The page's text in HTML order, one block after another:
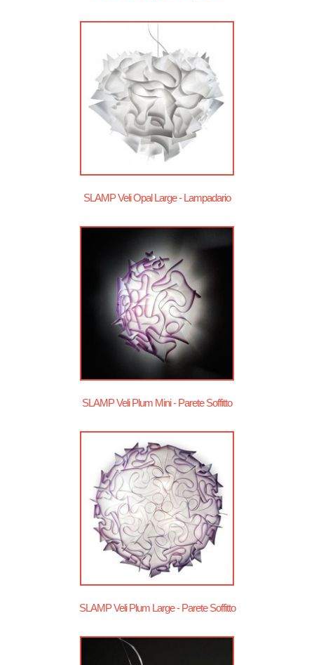
SLAMP Veli Opal Large - Lampadario
SLAMP Veli Plum Mini - Parete Soffitto
SLAMP Veli Plum Large - Parete Soffitto